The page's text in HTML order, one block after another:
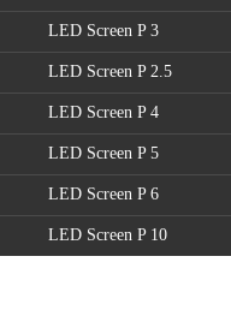
LED Screen P 3
LED Screen P 2.5
LED Screen P 4
LED Screen P 5
LED Screen P 6
LED Screen P 10